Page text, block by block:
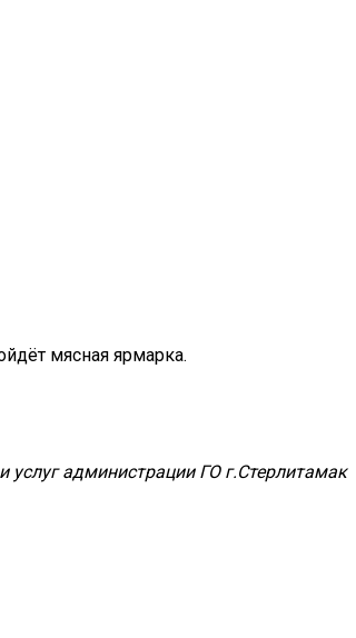
мясная ярмарка.
администрации ГО г.Стерлитамак